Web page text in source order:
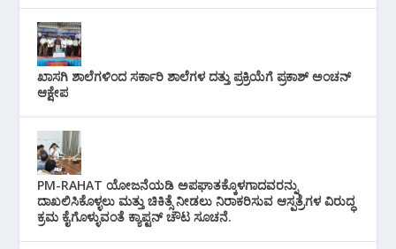
ಖಾಸಗಿ ಶಾಲೆಗಳಿಂದ ಸರ್ಕಾರಿ ಶಾಲೆಗಳ ದತ್ತು ಪ್ರಕ್ರಿಯೆಗೆ ಪ್ರಕಾಶ್ ಅಂಚನ್
ಆಕ್ಷೇಪ
PM-RAHAT ಯೋಜನೆಯಡಿ ಅಪಘಾತಕ್ಕೊಳಗಾದವರನ್ನು
ದಾಖಲಿಸಿಕೊಳ್ಳಲು ಮತ್ತು ಚಿಕಿತ್ಸೆ ನೀಡಲು ನಿರಾಕರಿಸುವ ಆಸ್ಪತ್ರೆಗಳ ವಿರುದ್ಧ
ಕ್ರಮ ಕೈಗೊಳ್ಳುವಂತೆ ಕ್ಯಾಪ್ಟನ್ ಚೌಟ ಸೂಚನೆ.